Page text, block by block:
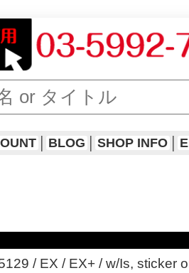
BLOG SHOP INFO
/ EX / EX+ / w/Is, sticker